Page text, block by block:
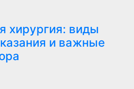
хирургия: виды
и важные